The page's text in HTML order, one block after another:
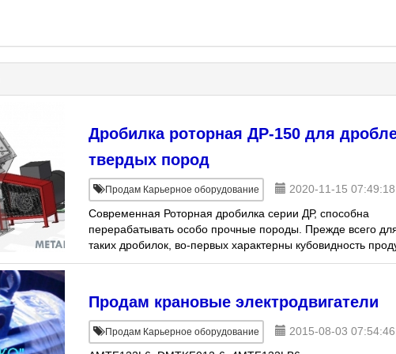
Дробилка роторная ДР-150 для
твердых пород
Продам Карьерное оборудование
2020-11-15 07:49:18
Современная Роторная дробилка серии ДР, способна
перерабатывать особо прочные породы. Прежде всего
таких дробилок, во-первых характерны кубовидность
дробления; во-вторых внушительная прои
Продам крановые электродвигатели
Продам Карьерное оборудование
2015-08-03 07:54:46